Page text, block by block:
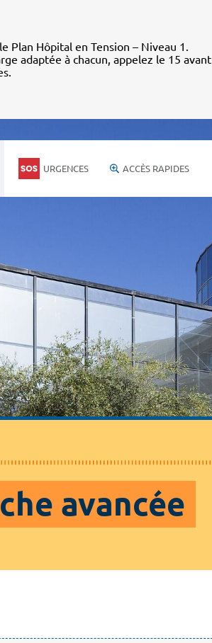
Plan Hôpital en Tension – Niveau 1.
adaptée à chacun, appelez le 15 avant
URGENCES ACCÈS RAPIDES
avancée